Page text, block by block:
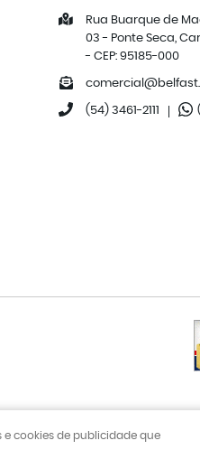
Rua Buarque de
03 - Ponte Seca,
- CEP: 95185-000
(54) 3461-2111
e cookies de publicidade que